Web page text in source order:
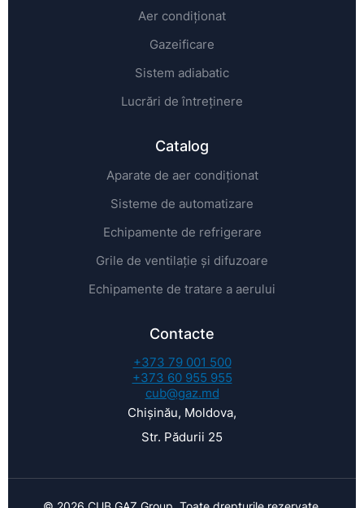
Aer condiționat
Gazeificare
Sistem adiabatic
Lucrări de întreținere
Catalog
Aparate de aer condiționat
Sisteme de automatizare
Echipamente de refrigerare
Grile de ventilație și difuzoare
Echipamente de tratare a aerului
Contacte
+373 79 001 500
+373 60 955 955
cub@gaz.md
Chișinău, Moldova,
Str. Pădurii 25